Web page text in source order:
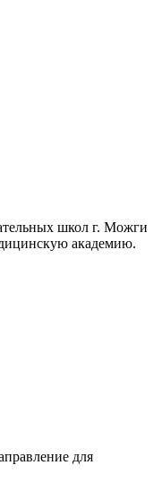
школ г. Можги
академию.
для